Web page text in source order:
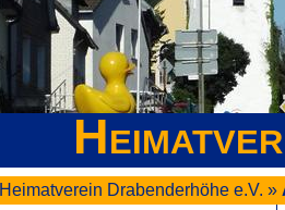
Heimatverein Drabenderhöhe e.V. »